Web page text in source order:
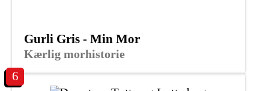
Kærlig morhistorie
Gurli Gris - Min Mor
6